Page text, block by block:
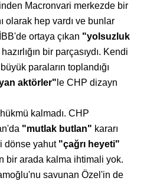
Macronvari merkezde bir
olarak hep vardı ve bunlar
ortaya çıkan "yolsuzluk
bir parçasıydı. Kendi
paraların toplandığı
aktörler" le CHP dizayn
hükmü kalmadı. CHP
"mutlak butlan" kararı
dönse yahut "çağrı heyeti"
bir arada kalma ihtimali yok.
savunan Özel'in de